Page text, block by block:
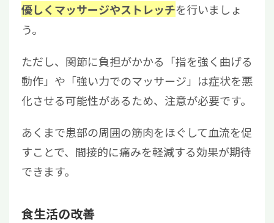
優しくマッサージやストレッチを行いましょ
う。
ただし、関節に負担がかかる「指を強く曲げる
動作」や「強い力でのマッサージ」は症状を悪
化させる可能性があるため、注意が必要です。
あくまで患部の周囲の筋肉をほぐして血流を促
すことで、間接的に痛みを軽減する効果が期待
できます。
食生活の改善